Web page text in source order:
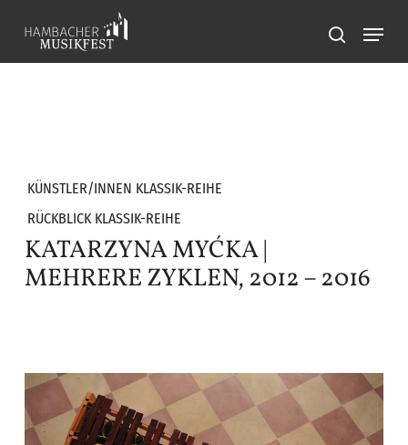
main
search
Menu
KÜNSTLER/INNEN KLASSIK-REIHE
RÜCKBLICK KLASSIK-REIHE
KATARZYNA MYĆKA |
MEHRERE ZYKLEN, 2012 – 2016